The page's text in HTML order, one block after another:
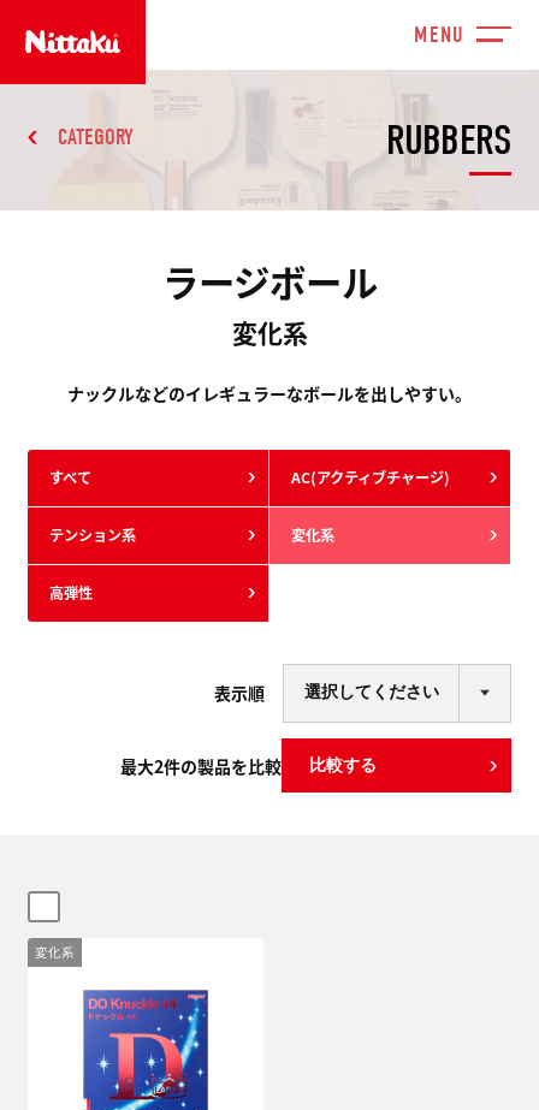
RUBBERS
CATEGORY
ラージボール
変化系
ナックルなどのイレギュラーなボールを出しやすい。
すべて AC(アクティブチャージ)
テンション系 変化系
高弾性
表示順
最大2件の製品を比較 比較する
変化系